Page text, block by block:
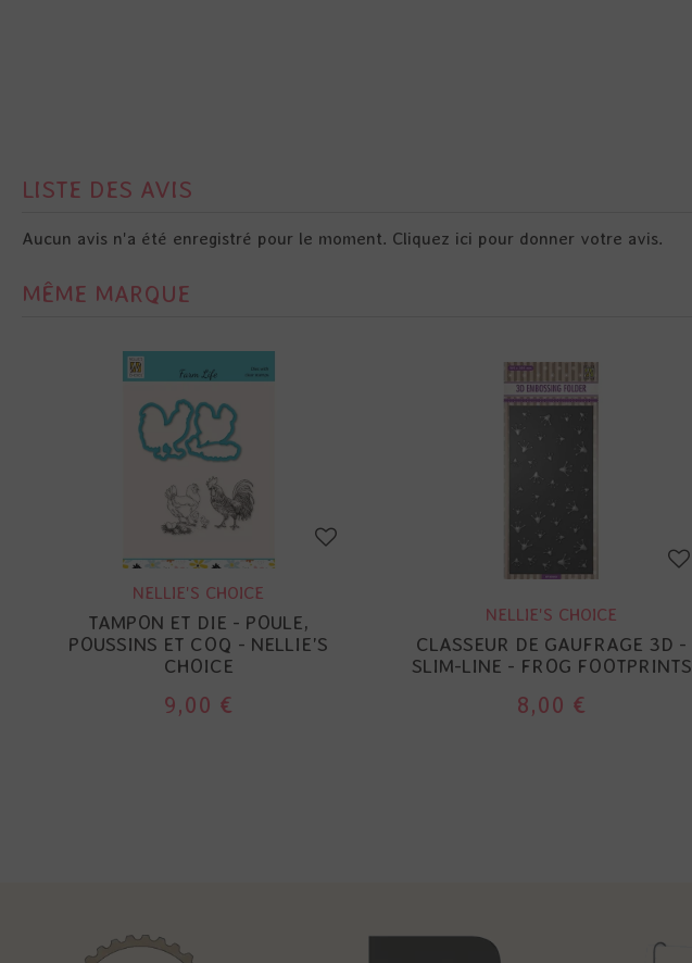
LISTE DES AVIS
Aucun avis n'a été enregistré pour le moment. Cliquez ici pour donner votre avis.
MÊME MARQUE
NELLIE'S CHOICE
TAMPON ET DIE - POULE,
POUSSINS ET COQ - NELLIE'S
CHOICE
9,00 €
NELLIE'S CHOICE
CLASSEUR DE GAUFRAGE 3D -
SLIM-LINE - FROG FOOTPRINTS
8,00 €